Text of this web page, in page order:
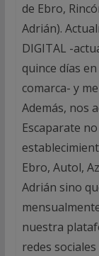
de Ebro,
Adrián).
DIGITAL -
quince días
comarca- y
Además, nos
Escaparate
Ebro, Autol,
Adrián sino
nuestra
redes